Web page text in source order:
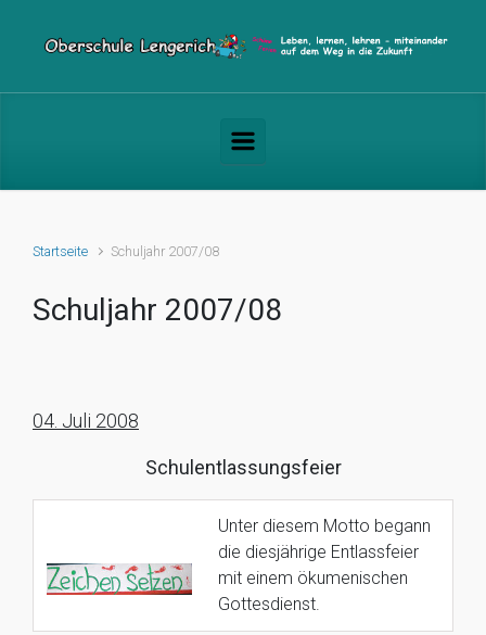
Startseite Schuljahr 2007/08
Schuljahr 2007/08
04. Juli 2008
Schulentlassungsfeier
Unter diesem Motto begann
die diesjährige Entlassfeier
mit einem ökumenischen
Gottesdienst.